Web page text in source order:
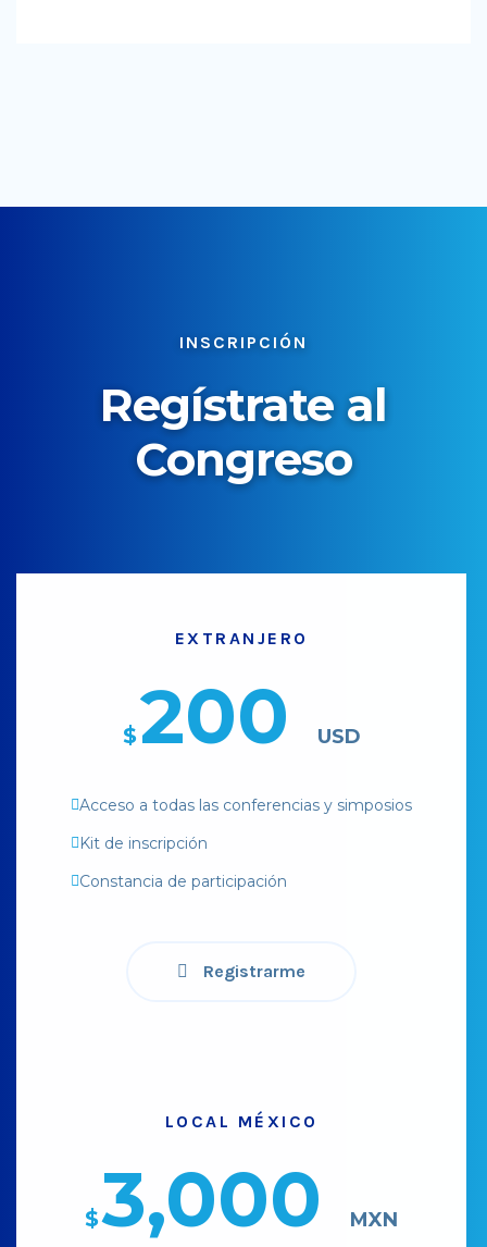
INSCRIPCIÓN
Regístrate al
Congreso
EXTRANJERO
$200 USD
Acceso a todas las conferencias y simposios
Kit de inscripción
Constancia de participación
Registrarme
LOCAL MÉXICO
$3,000 MXN